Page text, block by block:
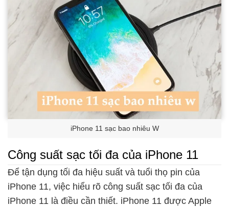
iPhone 11 sạc bao nhiêu W
Công suất sạc tối đa của iPhone 11
Để tận dụng tối đa hiệu suất và tuổi thọ pin của
iPhone 11, việc hiểu rõ công suất sạc tối đa của
iPhone 11 là điều cần thiết. iPhone 11 được Apple